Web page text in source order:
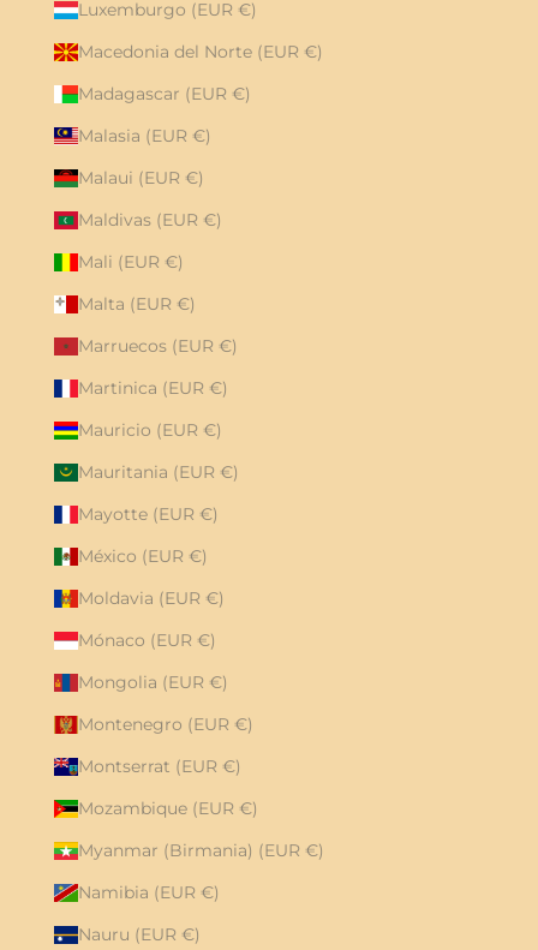
Luxemburgo (EUR €)
Macedonia del Norte (EUR €)
Madagascar (EUR €)
Malasia (EUR €)
Malaui (EUR €)
Maldivas (EUR €)
Mali (EUR €)
Malta (EUR €)
Marruecos (EUR €)
Martinica (EUR €)
Mauricio (EUR €)
Mauritania (EUR €)
Mayotte (EUR €)
México (EUR €)
Moldavia (EUR €)
Mónaco (EUR €)
Mongolia (EUR €)
Montenegro (EUR €)
Montserrat (EUR €)
Mozambique (EUR €)
Myanmar (Birmania) (EUR €)
Namibia (EUR €)
Nauru (EUR €)